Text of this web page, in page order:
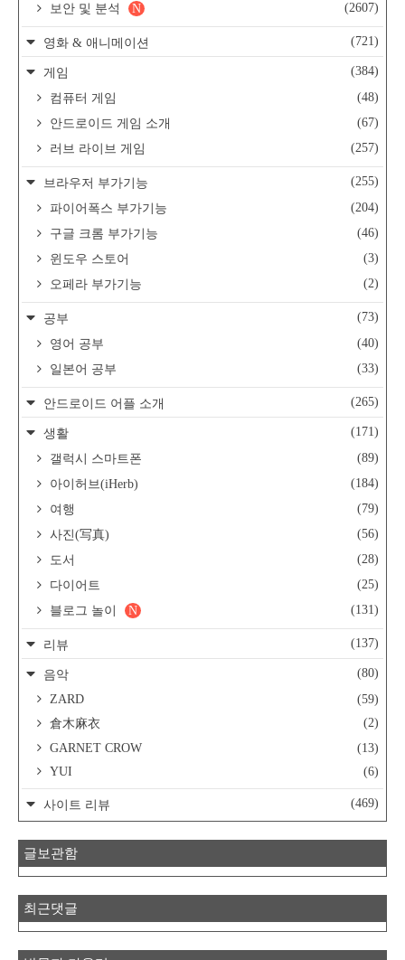
보안 및 분석
(2607)
N
영화 & 애니메이션 (721)
게임
(384)
컴퓨터 게임
(48)
안드로이드 게임 소개
(67)
러브 라이브 게임
(257)
브라우저 부가기능
(255)
파이어폭스 부가기능
(204)
구글 크롬 부가기능
(46)
윈도우 스토어
(3)
오페라 부가기능
(2)
공부
(73)
영어 공부
(40)
일본어 공부
(33)
안드로이드 어플 소개 (265)
생활
(171)
갤럭시 스마트폰
(89)
아이허브(iHerb)
(184)
여행
(79)
사진(写真)
(56)
도서
(28)
다이어트
(25)
블로그 놀이
(131)
N
리뷰 (137)
음악
(80)
ZARD
(59)
倉木麻衣
(2)
GARNET CROW
(13)
YUI
(6)
사이트 리뷰 (469)
글보관함
최근댓글